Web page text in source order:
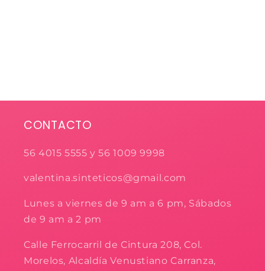
CONTACTO
56 4015 5555 y 56 1009 9998
valentina.sinteticos@gmail.com
Lunes a viernes de 9 am a 6 pm, Sábados
de 9 am a 2 pm
Calle Ferrocarril de Cintura 208, Col.
Morelos, Alcaldía Venustiano Carranza,